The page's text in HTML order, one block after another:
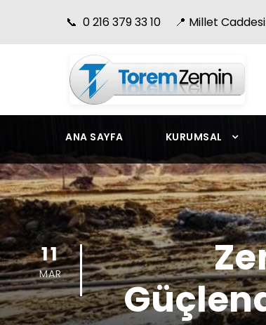
📞 0 216 379 33 10 📍 Millet Caddesi
ANA SAYFA KURUMSAL
11
MAR